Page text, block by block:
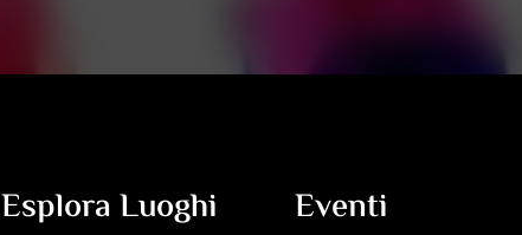
Esplora Luoghi Eventi